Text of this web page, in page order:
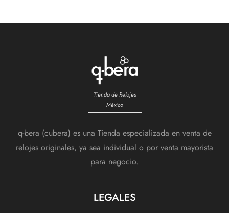
Tienda de Relojes
México
q-bera (cubera) es una Tienda especializada en venta de
relojes originales, ya sea individual o por venta mayorista
para negocio.
LEGALES